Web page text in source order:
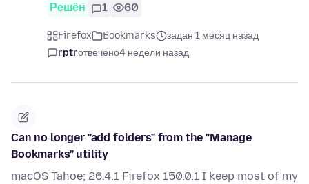
Решён 1 60
Firefox Bookmarks
задан 1 месяц назад
rptrотвечено4 недели назад
Can no longer "add folders" from the "Manage
Bookmarks" utility
macOS Tahoe; 26.4.1 Firefox 150.0.1 I keep most of my